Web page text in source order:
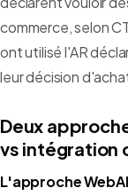
commerce, selon
ont utilisé l'AR
leur décision
Deux
vs intégration
L'approche